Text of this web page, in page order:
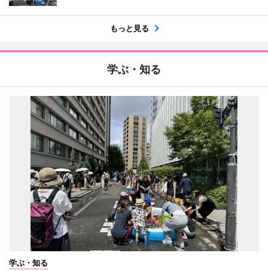
もっと見る
学ぶ・知る
学ぶ・知る